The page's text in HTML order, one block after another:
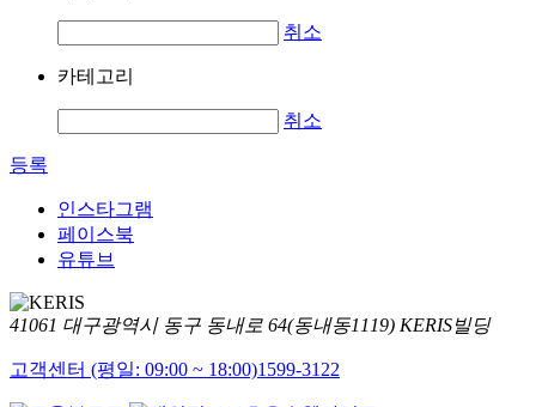
취소
카테고리
취소
등록
인스타그램
페이스북
유튜브
41061 대구광역시 동구 동내로 64(동내동1119) KERIS빌딩
고객센터 (평일: 09:00 ~ 18:00)1599-3122